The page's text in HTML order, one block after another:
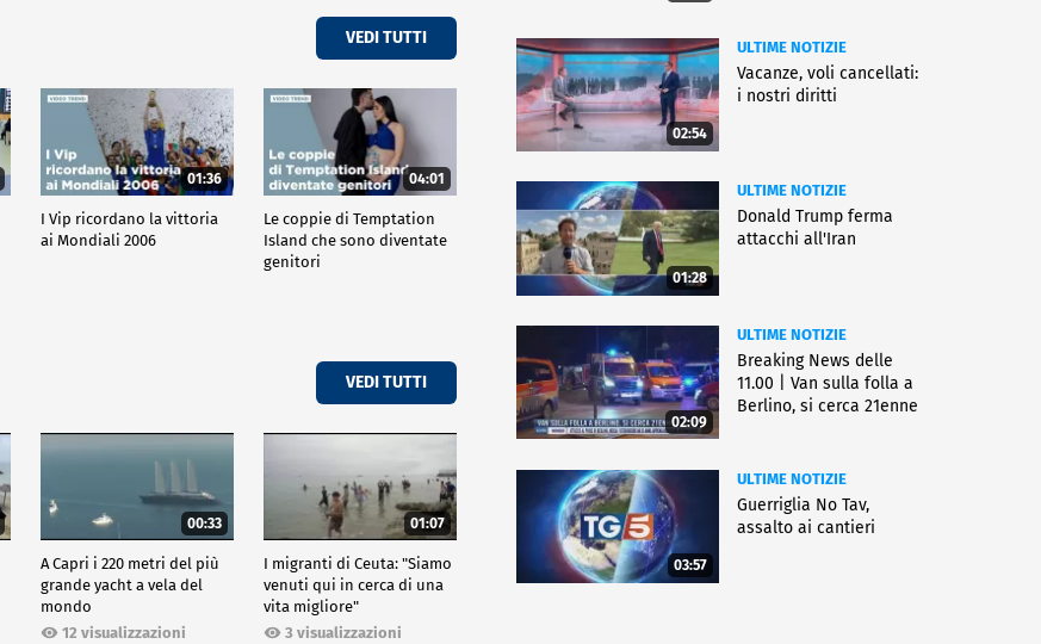
VEDI TUTTI
01:36
I Vip ricordano la vittoria
ai Mondiali 2006
04:01
Le coppie di Temptation
Island che sono diventate
genitori
VEDI TUTTI
00:33
A Capri i 220 metri del più
grande yacht a vela del
mondo
12 visualizzazioni
01:07
I migranti di Ceuta: "Siamo
venuti qui in cerca di una
vita migliore"
3 visualizzazioni
02:54
ULTIME NOTIZIE
Vacanze, voli cancellati:
i nostri diritti
01:28
ULTIME NOTIZIE
Donald Trump ferma
attacchi all'Iran
02:09
ULTIME NOTIZIE
Breaking News delle
11.00 | Van sulla folla a
Berlino, si cerca 21enne
03:57
ULTIME NOTIZIE
Guerriglia No Tav,
assalto ai cantieri